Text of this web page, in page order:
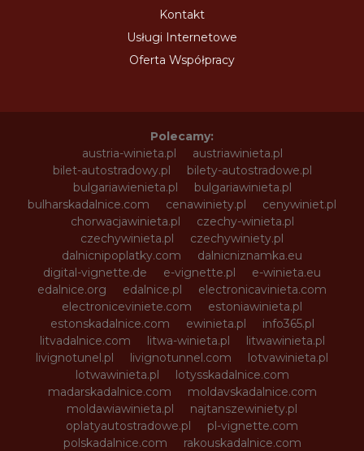
Kontakt
Usługi Internetowe
Oferta Współpracy
Polecamy:
austria-winieta.pl
austriawinieta.pl
bilet-autostradowy.pl
bilety-autostradowe.pl
bulgariawienieta.pl
bulgariawinieta.pl
bulharskadalnice.com
cenawiniety.pl
cenywiniet.pl
chorwacjawinieta.pl
czechy-winieta.pl
czechywinieta.pl
czechywiniety.pl
dalnicnipoplatky.com
dalnicniznamka.eu
digital-vignette.de
e-vignette.pl
e-winieta.eu
edalnice.org
edalnice.pl
electronicavinieta.com
electroniceviniete.com
estoniawinieta.pl
estonskadalnice.com
ewinieta.pl
info365.pl
litvadalnice.com
litwa-winieta.pl
litwawinieta.pl
livignotunel.pl
livignotunnel.com
lotvawinieta.pl
lotwawinieta.pl
lotysskadalnice.com
madarskadalnice.com
moldavskadalnice.com
moldawiawinieta.pl
najtanszewiniety.pl
oplatyautostradowe.pl
pl-vignette.com
polskadalnice.com
rakouskadalnice.com